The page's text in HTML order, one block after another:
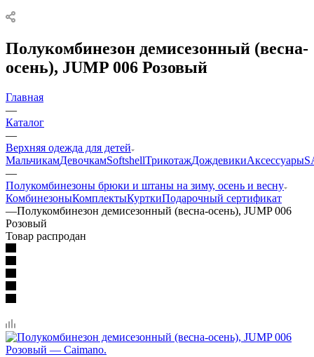
Полукомбинезон демисезонный (весна-
осень), JUMP 006 Розовый
Главная
—
Каталог
—
Верхняя одежда для детей
МальчикамДевочкамSoftshellТрикотажДождевикиАксессуары
—
Полукомбинезоны брюки и штаны на зиму, осень и весну
КомбинезоныКомплектыКурткиПодарочный сертификат
—Полукомбинезон демисезонный (весна-осень), JUMP 006
Розовый
Товар распродан